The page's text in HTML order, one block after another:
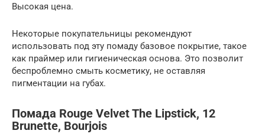
Высокая цена.
Некоторые покупательницы рекомендуют
использовать под эту помаду базовое покрытие, такое
как праймер или гигиеническая основа. Это позволит
беспроблемно смыть косметику, не оставляя
пигментации на губах.
Помада Rouge Velvet The Lipstick, 12
Brunette, Bourjois